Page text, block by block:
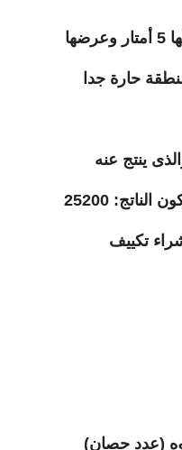
60 م، نقوم بضربه في300، ليكون الناتج: 25200
تكييف
(عدد حصان)